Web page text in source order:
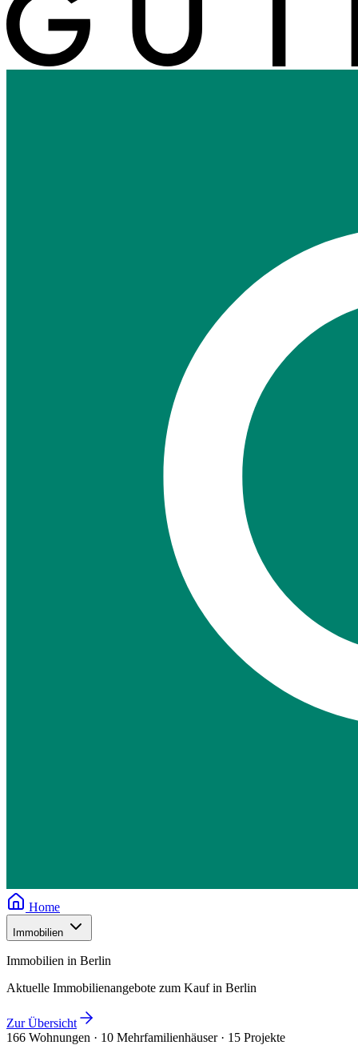
Home
Immobilien
Immobilien in Berlin
Aktuelle Immobilienangebote zum Kauf in Berlin
Zur Übersicht
166 Wohnungen · 10 Mehrfamilienhäuser · 15 Projekte